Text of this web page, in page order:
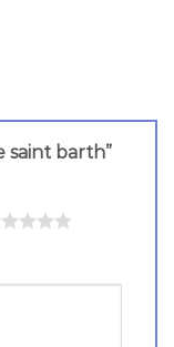
saint barth”